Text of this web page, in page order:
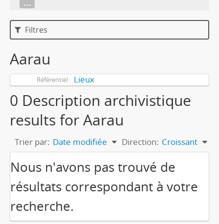
...
Filtres
Aarau
Référentiel Lieux
0 Description archivistique
results for Aarau
Trier par: Date modifiée Direction: Croissant
Nous n'avons pas trouvé de
résultats correspondant à votre
recherche.